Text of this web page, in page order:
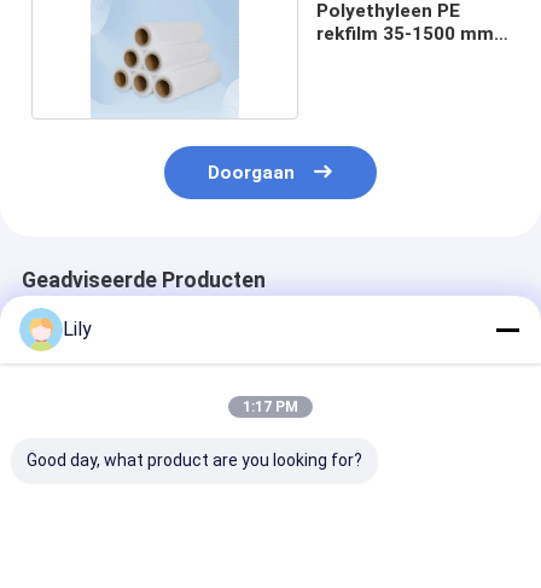
Polyethyleen PE
rekfilm 35-1500 mm
Doorgaan
Geadviseerde Producten
Lily
1:17 PM
Good day, what product are you looking for?